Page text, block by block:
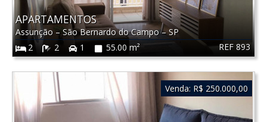
REF 893
APARTAMENTOS
Assunção –São Bernardo do Campo–SP
2
2 1 55.00 m²
Venda: R$ 250.000,00